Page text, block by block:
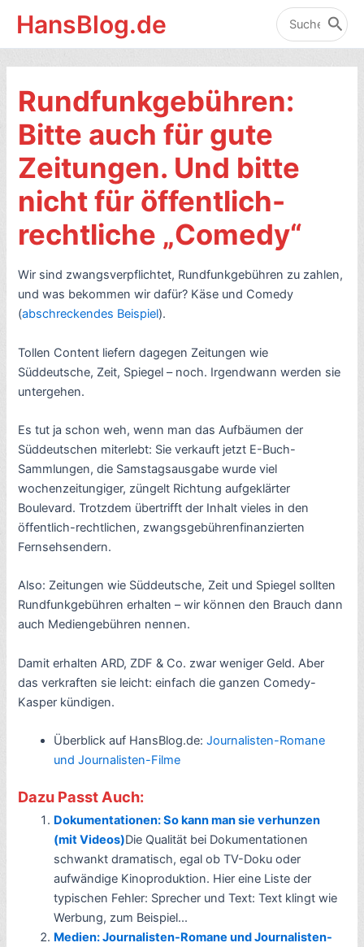
Inhalt
springen
HansBlog.de
Search
for:
Rundfunkgebühren:
Bitte auch für gute
Zeitungen. Und bitte
nicht für öffentlich-
rechtliche „Comedy“
Wir sind zwangsverpflichtet, Rundfunkgebühren zu zahlen,
und was bekommen wir dafür? Käse und Comedy
(abschreckendes Beispiel).
Tollen Content liefern dagegen Zeitungen wie
Süddeutsche, Zeit, Spiegel – noch. Irgendwann werden sie
untergehen.
Es tut ja schon weh, wenn man das Aufbäumen der
Süddeutschen miterlebt: Sie verkauft jetzt E-Buch-
Sammlungen, die Samstagsausgabe wurde viel
wochenzeitungiger, züngelt Richtung aufgeklärter
Boulevard. Trotzdem übertrifft der Inhalt vieles in den
öffentlich-rechtlichen, zwangsgebührenfinanzierten
Fernsehsendern.
Also: Zeitungen wie Süddeutsche, Zeit und Spiegel sollten
Rundfunkgebühren erhalten – wir können den Brauch dann
auch Mediengebühren nennen.
Damit erhalten ARD, ZDF & Co. zwar weniger Geld. Aber
das verkraften sie leicht: einfach die ganzen Comedy-
Kasper kündigen.
Überblick auf HansBlog.de:Journalisten-Romane
und Journalisten-Filme
Dazu Passt Auch:
Dokumentationen: So kann man sie verhunzen
(mit Videos)Die Qualität bei Dokumentationen
schwankt dramatisch, egal ob TV-Doku oder
aufwändige Kinoproduktion. Hier eine Liste der
typischen Fehler: Sprecher und Text: Text klingt wie
Werbung, zum Beispiel...
Medien: Journalisten-Romane und Journalisten-